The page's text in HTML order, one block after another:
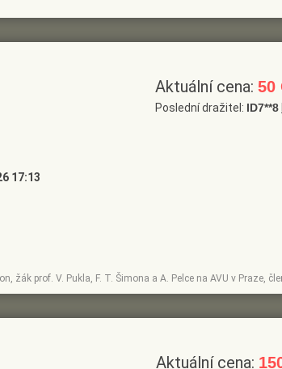
17:13
žák prof. V. Pukla, F. T. Šimona a A. Pelce na AVU v Praze,
Aktuální cena: 50
Poslední dražitel: ID7**8
Aktuální cena: